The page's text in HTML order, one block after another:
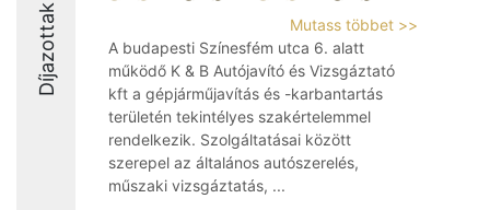
Díjazottak
Mutass többet >>
A budapesti Színesfém utca 6. alatt
működő K & B Autójavító és Vizsgáztató
kft a gépjárműjavítás és -karbantartás
területén tekintélyes szakértelemmel
rendelkezik. Szolgáltatásai között
szerepel az általános autószerelés,
műszaki vizsgáztatás, ...